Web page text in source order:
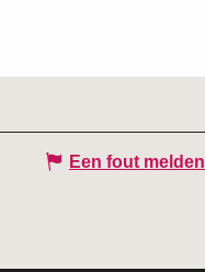
Een fout melden